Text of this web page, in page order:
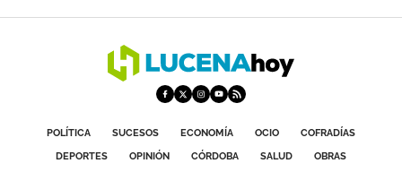
POLÍTICA SUCESOS ECONOMÍA OCIO
COFRADÍAS
DEPORTES
OPINIÓN CÓRDOBA SALUD
OBRAS